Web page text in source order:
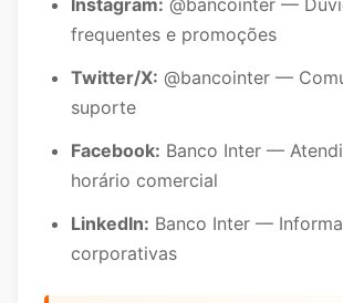
Instagram: @bancointer —
frequentes e promoções
Twitter/X: @bancointer —
suporte
Facebook: Banco Inter —
horário comercial
LinkedIn: Banco Inter —
corporativas